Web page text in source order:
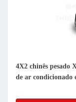
4X2 chinês pesado
de ar condicionado